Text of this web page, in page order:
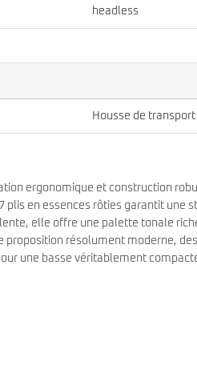
headless
Housse de transport
ergonomique et construction
plis en essences rôties garantit une
elle offre une palette tonale
proposition résolument moderne,
une basse véritablement